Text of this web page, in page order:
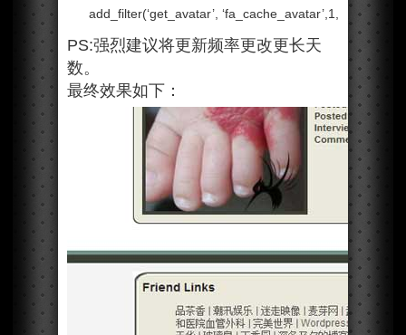
add_filter(‘get_avatar’, ‘fa_cache_avatar’, 1
PS:强烈建议将更新频率更改更长天
数。
最终效果如下：